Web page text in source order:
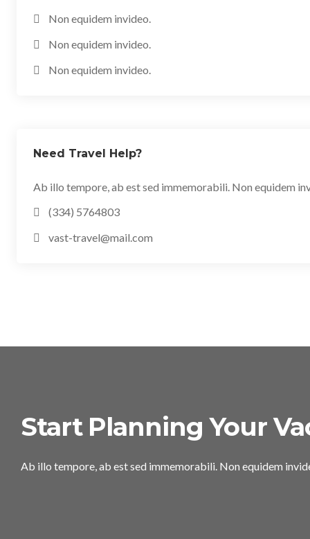
Non equidem invideo.
Non equidem invideo.
Non equidem invideo.
Need Travel Help?
Ab illo tempore, ab est sed immemorabili. Non equidem
(334) 5764803
vast-travel@mail.com
Start Planning Your
Ab illo tempore, ab est sed immemorabili. Non equidem